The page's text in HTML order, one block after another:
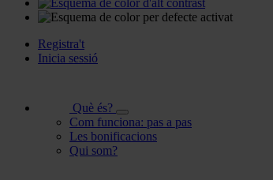
Registra't
Inicia sessió
Què és?
Com funciona: pas a pas
Les bonificacions
Qui som?